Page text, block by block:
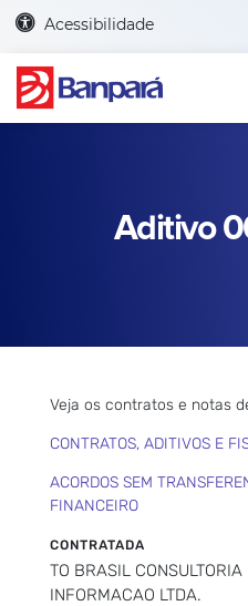
Acessibilidade
Aditivo
Veja os contratos e notas
CONTRATOS, ADITIVOS E
ACORDOS SEM
FINANCEIRO
CONTRATADA
TO BRASIL
INFORMACAO LTDA.